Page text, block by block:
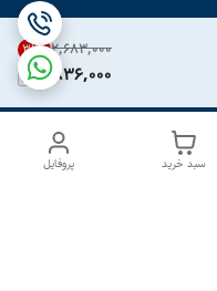
۲٬۶۸۳٬۰۰۰ 31%
1,836,000
پروفایل سبد خرید